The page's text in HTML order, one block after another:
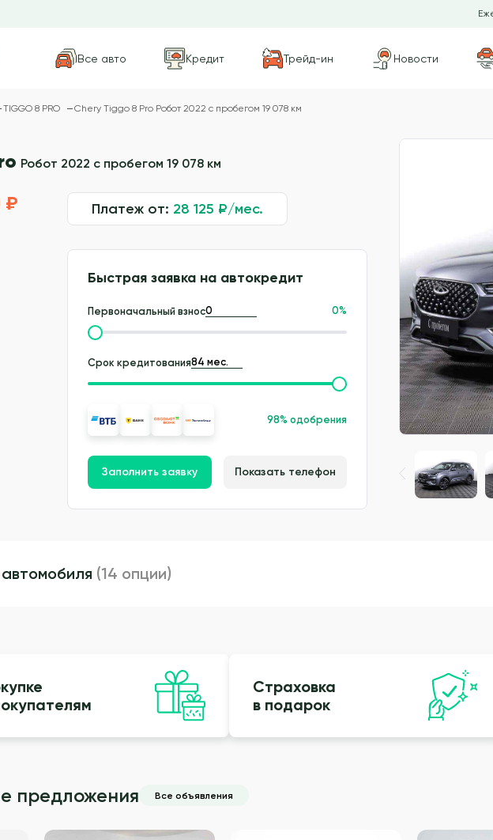
Все авто Кредит Трейд-ин Новости
TIGGO 8 PRO Chery Tiggo 8 Pro Робот 2022 с пробегом 19 078 км
Робот 2022 с пробегом 19 078 км
₽ Платеж от: 28 125 ₽/мес.
Быстрая заявка на автокредит
Первоначальный взнос 0%
Срок кредитования
98% одобрения
Заполнить заявку Показать телефон
(14 опции)
Страховка
в подарок
предложения Все объявления